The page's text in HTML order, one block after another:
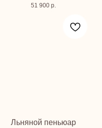
51 900 р.
Льняной пеньюар